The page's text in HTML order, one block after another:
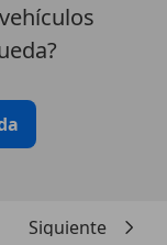
Siguiente